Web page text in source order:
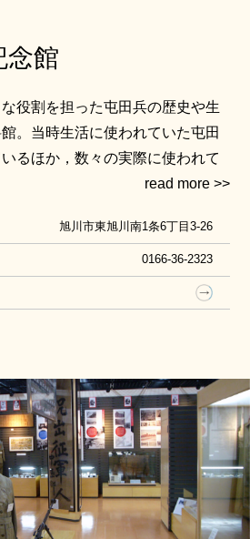
念館
役割を担った屯田兵の歴史や生
。当時生活に使われていた屯田
るほか，数々の実際に使われて
機具などが展示されています。
旭川市東旭川南1条6丁目3-26
0166-36-2323